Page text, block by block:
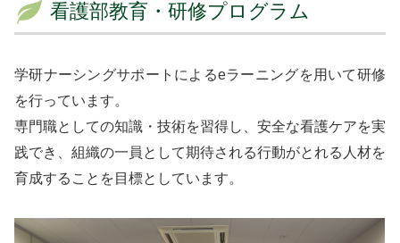
看護部教育・研修プログラム
学研ナーシングサポートによるeラーニングを用いて研修
を行っています。
専門職としての知識・技術を習得し、安全な看護ケアを実
践でき、組織の一員として期待される行動がとれる人材を
育成することを目標としています。